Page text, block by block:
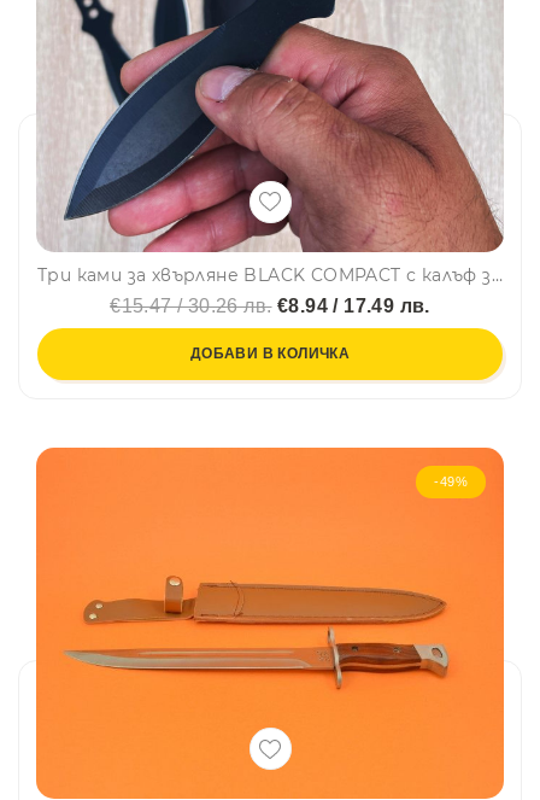
Три ками за хвърляне BLACK COMPACT с калъф за носене на колан
€15.47 / 30.26 лв.€8.94 / 17.49 лв.
ДОБАВИ В КОЛИЧКА
-49%